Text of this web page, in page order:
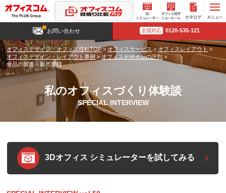
3D
シミュ
レータ
ー
オフィ
ス見学
ショー
ルーム
お問い合わせ 全国対応 0120-535-121
オフィスデザイン・オフィス移転TOP> オフィスサービス> オフィスレイアウト >
オフィスデザイン・レイアウト事例 > オフィスデザインの評判 >
食品の製造・販売業様
私のオフィスづくり体験談
SPECIAL INTERVIEW
3Dオフィス シミュレーターを試してみる